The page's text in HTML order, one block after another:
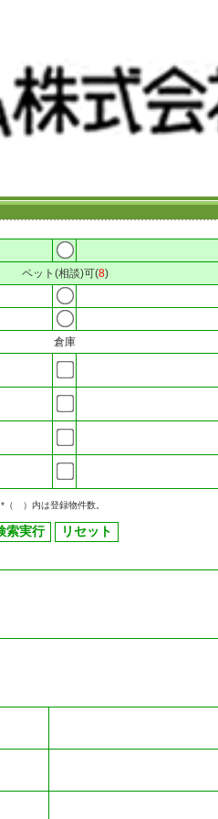
ペット(相談)可(8)
倉庫
*（ ）内は登録物件数。